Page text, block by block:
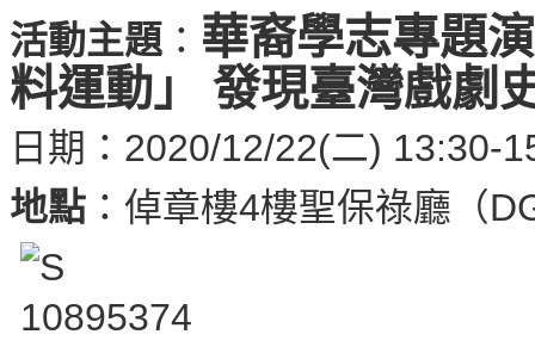
活動主題： 華裔學志專題
料運動」 發現臺灣戲劇
日期：2020/12/22(二) 13:30-
地點 ：倬章樓4樓聖保祿廳（